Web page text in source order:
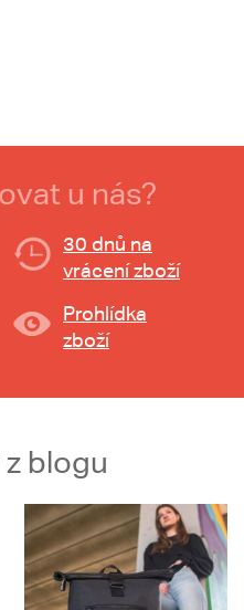
u nás?
30 dnů na
vrácení zboží
Prohlídka
zboží
blogu